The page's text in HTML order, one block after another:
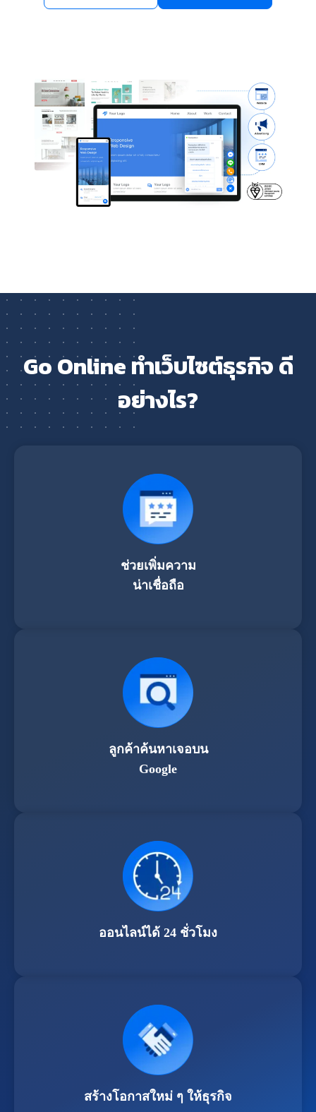
Go Online ทำเว็บไซต์ธุรกิจ ดี
อย่างไร?
ช่วยเพิ่มความ
น่าเชื่อถือ
ลูกค้าค้นหาเจอบน
Google
ออนไลน์ได้ 24 ชั่วโมง
สร้างโอกาสใหม่ ๆ ให้ธุรกิจ